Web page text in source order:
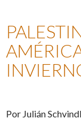
Por Julián